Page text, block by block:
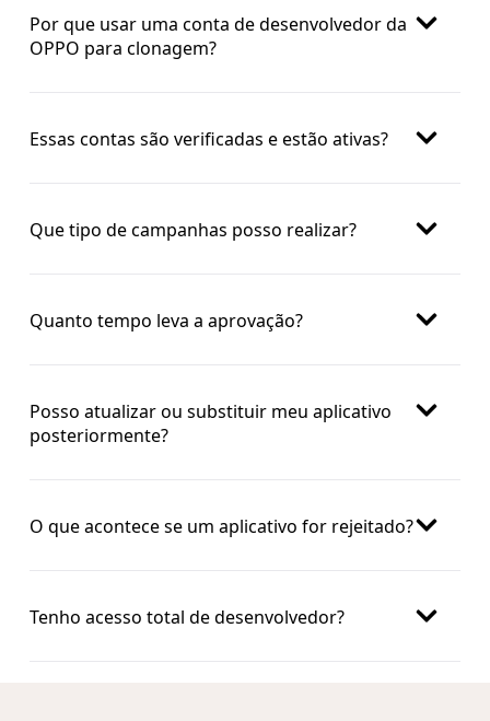
Por que usar uma conta de desenvolvedor da
OPPO para clonagem?
Essas contas são verificadas e estão ativas?
Que tipo de campanhas posso realizar?
Quanto tempo leva a aprovação?
Posso atualizar ou substituir meu aplicativo
posteriormente?
O que acontece se um aplicativo for rejeitado?
Tenho acesso total de desenvolvedor?